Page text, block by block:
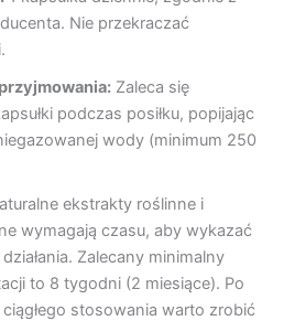
Nie przekraczać
Zaleca się
podczas posiłku, popijając
wody (minimum 250
ekstrakty roślinne i
wymagają czasu, aby wykazać
Zalecany minimalny
to 8 tygodni (2 miesiące). Po
stosowania warto zrobić